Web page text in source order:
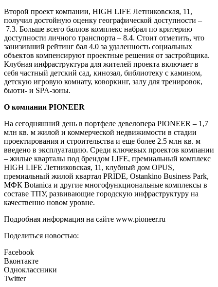
Второй проект компании, HIGH LIFE Летниковская, 11,
получил достойную оценку географической доступности –
7.3. Больше всего баллов комплекс набрал по критерию
доступности личного транспорта – 8.4. Стоит отметить, что
занизивший рейтинг бал 4.0 за удаленность социальных
объектов компенсируют проектные решения от застройщика.
Клубная инфраструктура для жителей проекта включает в
себя частный детский сад, кинозал, библиотеку с камином,
детскую игровую комнату, коворкинг, залу для тренировок,
бьюти- и SPA-зоны.
О компании PIONEER
На сегодняшний день в портфеле девелопера PIONEER – 1,7
млн кв. м жилой и коммерческой недвижимости в стадии
проектирования и строительства и еще более 2.5 млн кв. м
введено в эксплуатацию. Среди ключевых проектов компании
– жилые кварталы под брендом LIFE, премиальный комплекс
HIGH LIFE Летниковская, 11, клубный дом OPUS,
премиальный жилой квартал PRIDE, Ostankino Business Park,
МФК Botanica и другие многофункциональные комплексы в
составе ТПУ, развивающие городскую инфраструктуру на
качественно новом уровне.
Подробная информация на сайте www.pioneer.ru
Поделиться новостью:
Facebook
Вконтакте
Одноклассники
Twitter